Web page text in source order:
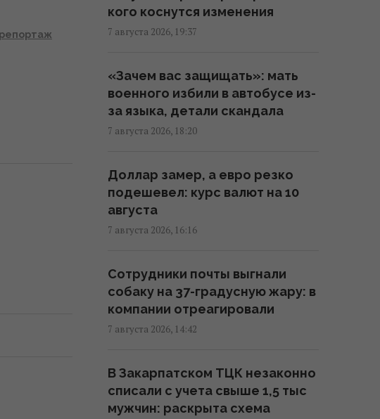
Сербию: названа дата
17:18 пятница, 07 августа 2026
Россия ударила по
футбольному стадиону
"Черноморец" в Одессе, есть
раненые (фото, видео)
Дроны уже полдня атакуют
Крым: ГУР провел "морской
парад" в Ялте
"Будет волна банкротства":
разгром складов Wildberries
больно бьет по РФ, - Die Welt
В уголовном деле рынка
"Столичный" материалами
кого коснутся изменения
7 августа 2026, 19:37
«Зачем вас защищать»: мать
военного избили в автобусе из-
за языка, детали скандала
7 августа 2026, 18:20
Доллар замер, а евро резко
подешевел: курс валют на 10
августа
7 августа 2026, 16:16
Сотрудники почты выгнали
собаку на 37-градусную жару: в
компании отреагировали
7 августа 2026, 14:42
В Закарпатском ТЦК незаконно
списали с учета свыше 1,5 тыс
мужчин: раскрыта схема